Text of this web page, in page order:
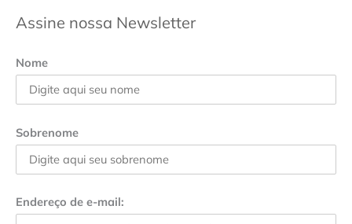
Assine nossa Newsletter
Nome
Sobrenome
Endereço de e-mail: